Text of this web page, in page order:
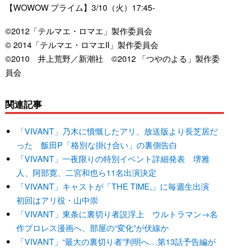
【WOWOW プライム】3/10（火）17:45-
©2012「テルマエ・ロマエ」製作委員会
© 2014「テルマエ・ロマエII」製作委員会
©2010 井上荒野／新潮社 ©2012 「つやのよる」製作委
員会
関連記事
「VIVANT」乃木に憤慨したアリ、放送版より長芝居だ
った 飯田P「格別な掛け合い」の裏側告白
「VIVANT」一夜限りの特別イベント詳細発表 堺雅
人、阿部寛、二宮和也ら11名出演決定
「VIVANT」キャストが「THE TIME,」に毎週生出演
初回はアリ役・山中崇
「VIVANT」東条に裏切り者説浮上 ウルトラマン→名
作プロレス漫画へ、部屋の“変化”が伏線か
「VIVANT」“最大の裏切り者”判明へ…第13話予告編が